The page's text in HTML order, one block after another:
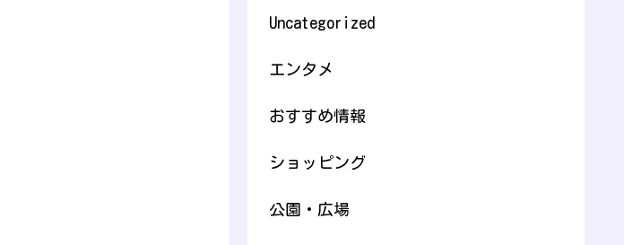
Uncategorized
エンタメ
おすすめ情報
ショッピング
公園・広場